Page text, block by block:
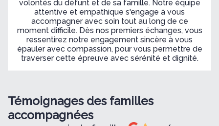
volontés du défunt et de sa famille. Notre équipe
attentive et empathique s'engage à vous
accompagner avec soin tout au long de ce
moment difficile. Dès nos premiers échanges, vous
ressentirez notre engagement sincère à vous
épauler avec compassion, pour vous permettre de
traverser cette épreuve avec sérénité et dignité.
Témoignages des familles
accompagnées